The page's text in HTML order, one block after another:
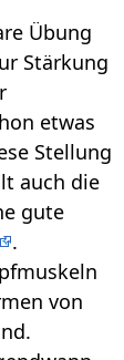
Übung
Stärkung
etwas
Stellung
auch die
gute
.
von